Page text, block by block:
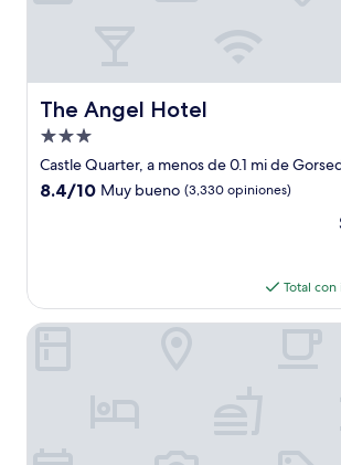
The Angel Hotel
The Angel Hotel
Propiedad
de
3.0
Castle Quarter, a menos de 0.1 mi de
8.4
opiniones)
8.4/10 Muy bueno (3,330 opiniones)
Total
easyHotel Cardiff